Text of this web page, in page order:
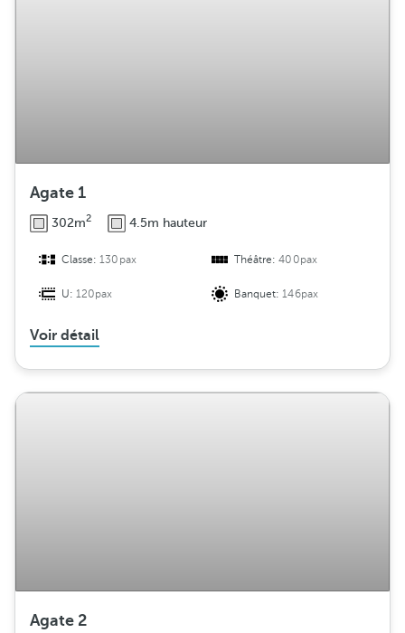
Agate 1
302m2 4.5m hauteur
Classe:130pax Théâtre:400pax
U:120pax Banquet:146pax
Voir détail
Agate 2